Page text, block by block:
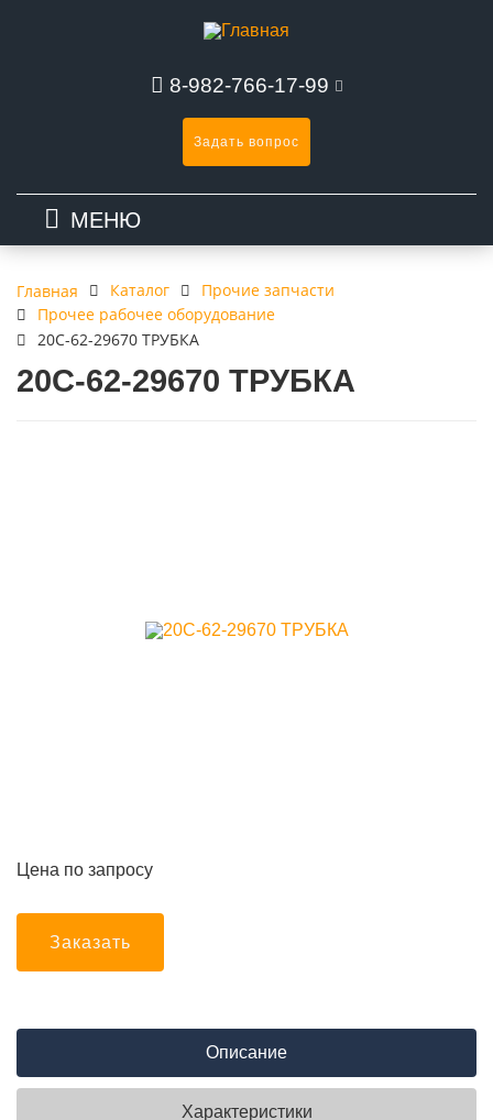
8-982-766-17-99
Задать вопрос
МЕНЮ
Главная Каталог
Прочие запчасти
Прочее рабочее оборудование
20C-62-29670 ТРУБКА
20C-62-29670 ТРУБКА
Цена по запросу
Заказать
Описание
Характеристики